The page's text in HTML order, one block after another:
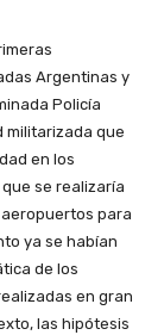
Argentinas y
Policía
militarizada que
en los
se realizaría
para
ya se habían
de los
en gran
las hipótesis